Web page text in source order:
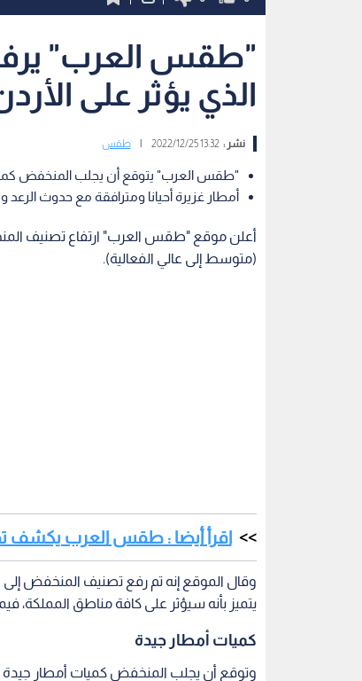
"طقس العرب"
الذي يؤثر على
نشر :13:32 2022/12/25 طقس
"طقس العرب" يتوقع أن يجلب المنخفض
أمطار غزيرة أحيانا ومترافقة مع حدوث
أعلن موقع "طقس العرب" ارتفاع تصنيف المنخفض
(متوسط إلى عالي الفعالية).
اقرأ أيضا : طقس العرب يكشف
وقال الموقع إنه تم رفع تصنيف المنخفض إلى
يتميز بأنه سيؤثر على كافة مناطق المملكة،
كميات أمطار جيدة
وتوقع أن يجلب المنخفض كميات أمطار